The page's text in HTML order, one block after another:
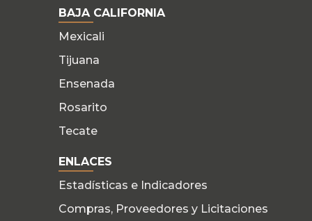
BAJA CALIFORNIA
Mexicali
Tijuana
Ensenada
Rosarito
Tecate
ENLACES
Estadísticas e Indicadores
Compras, Proveedores y Licitaciones